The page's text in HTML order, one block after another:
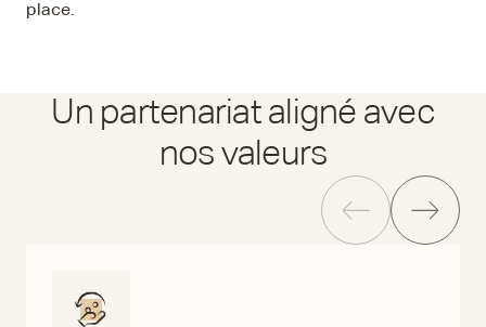
place.
Un partenariat aligné avec
nos valeurs